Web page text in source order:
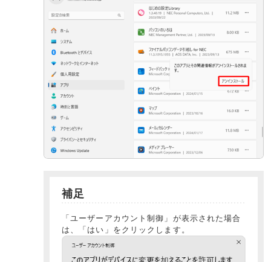
補足
「ユーザーアカウント制御」が表示された場合
は、「はい」をクリックします。